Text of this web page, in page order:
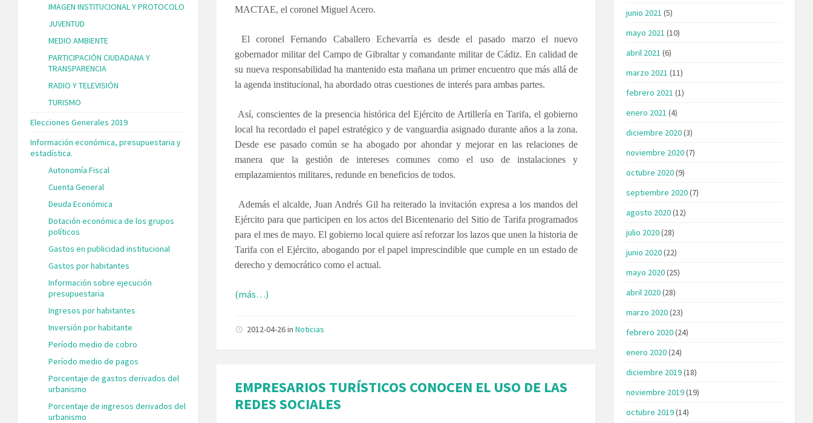
MACTAE, el coronel Miguel Acero.
El coronel Fernando Caballero Echevarría es desde el pasado marzo el nuevo
gobernador militar del Campo de Gibraltar y comandante militar de Cádiz. En calidad de
su nueva responsabilidad ha mantenido esta mañana un primer encuentro que más allá de
la agenda institucional, ha abordado otras cuestiones de interés para ambas partes.
Así, conscientes de la presencia histórica del Ejército de Artillería en Tarifa, el gobierno
local ha recordado el papel estratégico y de vanguardia asignado durante años a la zona.
Desde ese pasado común se ha abogado por ahondar y mejorar en las relaciones de
manera que la gestión de intereses comunes como el uso de instalaciones y
emplazamientos militares, redunde en beneficios de todos.
Además el alcalde, Juan Andrés Gil ha reiterado la invitación expresa a los mandos del
Ejército para que participen en los actos del Bicentenario del Sitio de Tarifa programados
para el mes de mayo. El gobierno local quiere así reforzar los lazos que unen la historia de
Tarifa con el Ejército, abogando por el papel imprescindible que cumple en un estado de
derecho y democrático como el actual.
(más…)
2012-04-26inNoticias
EMPRESARIOS TURÍSTICOS CONOCEN EL USO DE LAS
REDES SOCIALES
IMAGEN INSTITUCIONAL Y PROTOCOLO
JUVENTUD
MEDIO AMBIENTE
PARTICIPACIÓN CIUDADANA Y
TRANSPARENCIA
RADIO Y TELEVISIÓN
TURISMO
Elecciones Generales 2019
Información económica, presupuestaria y
estadística.
Autonomía Fiscal
Cuenta General
Deuda Económica
Dotación económica de los grupos
políticos
Gastos en publicidad institucional
Gastos por habitantes
Información sobre ejecución
presupuestaria
Ingresos por habitantes
Inversión por habitante
Período medio de cobro
Período medio de pagos
Porcentaje de gastos derivados del
urbanismo
Porcentaje de ingresos derivados del
urbanismo
junio 2021 (5)
mayo 2021 (10)
abril 2021 (6)
marzo 2021 (11)
febrero 2021 (1)
enero 2021 (4)
diciembre 2020(3)
noviembre 2020(7)
octubre 2020(9)
septiembre 2020(7)
agosto 2020(12)
julio 2020(28)
junio 2020(22)
mayo 2020(25)
abril 2020(28)
marzo 2020(23)
febrero 2020(24)
enero 2020(24)
diciembre 2019(18)
noviembre 2019(19)
octubre 2019(14)